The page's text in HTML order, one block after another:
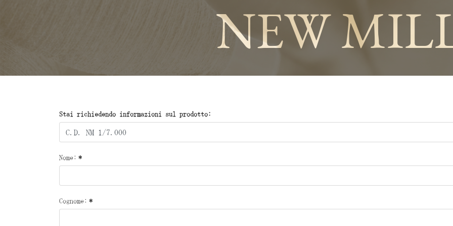
NEW
Stai richiedendo informazioni sul prodotto:
Nome: *
Cognome: *